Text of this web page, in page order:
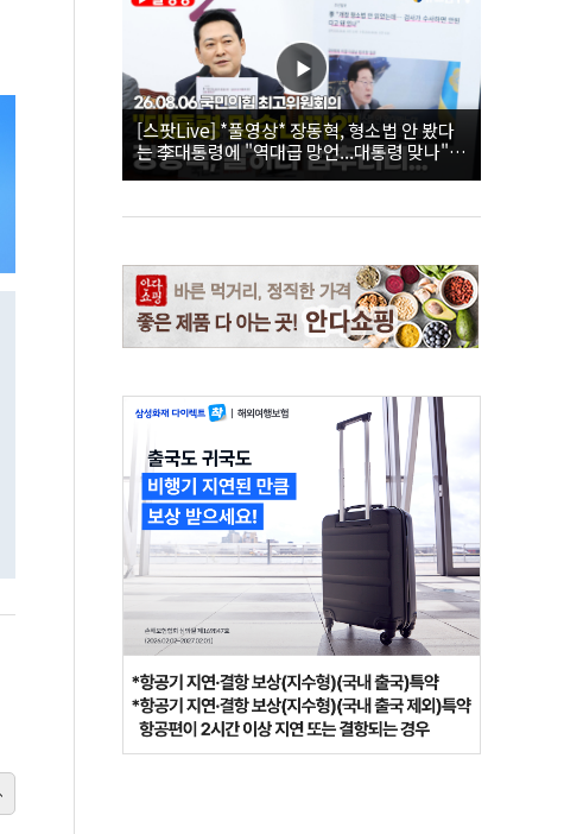
[스팟Live] *풀영상* 장동혁, 형소법 안 봤다
는 李대통령에 "역대급 망언...대통령 맞나"｜
26.08.06 국민의힘 최고위원회의